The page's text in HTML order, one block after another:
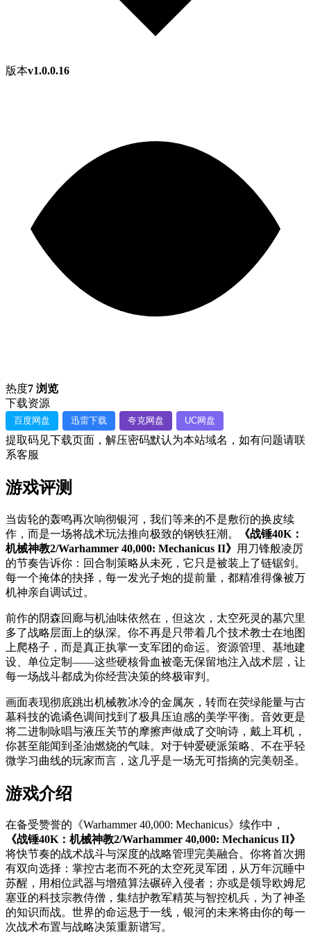
版本v1.0.0.16
热度7 浏览
下载资源
百度网盘 迅雷下载 夸克网盘 UC网盘
提取码见下载页面，解压密码默认为本站域名，如有问题请联
系客服
游戏评测
当齿轮的轰鸣再次响彻银河，我们等来的不是敷衍的换皮续
作，而是一场将战术玩法推向极致的钢铁狂潮。
《战锤40K：
机械神教2/Warhammer 40,000: Mechanicus II》 用刀锋般凌厉
的节奏告诉你：回合制策略从未死，它只是被装上了链锯剑。
每一个掩体的抉择，每一发光子炮的提前量，都精准得像被万
机神亲自调试过。
前作的阴森回廊与机油味依然在，但这次，太空死灵的墓穴里
多了战略层面上的纵深。你不再是只带着几个技术教士在地图
上爬格子，而是真正执掌一支军团的命运。资源管理、基地建
设、单位定制——这些硬核骨血被毫无保留地注入战术层，让
每一场战斗都成为你经营决策的终极审判。
画面表现彻底跳出机械教冰冷的金属灰，转而在荧绿能量与古
墓科技的诡谲色调间找到了极具压迫感的美学平衡。音效更是
将二进制咏唱与液压关节的摩擦声做成了交响诗，戴上耳机，
你甚至能闻到圣油燃烧的气味。对于钟爱硬派策略、不在乎轻
微学习曲线的玩家而言，这几乎是一场无可指摘的完美朝圣。
游戏介绍
在备受赞誉的《Warhammer 40,000: Mechanicus》续作中，
《战锤40K：机械神教2/Warhammer 40,000: Mechanicus II》
将快节奏的战术战斗与深度的战略管理完美融合。你将首次拥
有双向选择：掌控古老而不死的太空死灵军团，从万年沉睡中
苏醒，用相位武器与增殖算法碾碎入侵者；亦或是领导欧姆尼
塞亚的科技宗教侍僧，集结护教军精英与智控机兵，为了神圣
的知识而战。世界的命运悬于一线，银河的未来将由你的每一
次战术布置与战略决策重新谱写。